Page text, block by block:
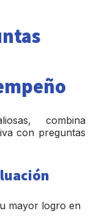
combina
con preguntas
mayor logro en